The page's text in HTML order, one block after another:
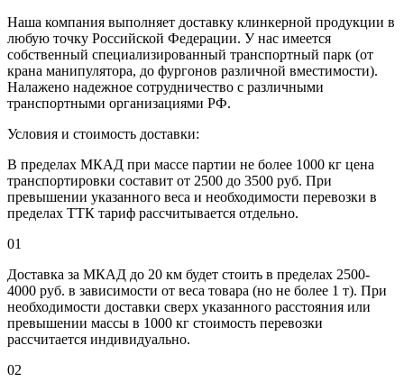
Наша компания выполняет доставку клинкерной продукции в
любую точку Российской Федерации. У нас имеется
собственный специализированный транспортный парк (от
крана манипулятора, до фургонов различной вместимости).
Налажено надежное сотрудничество с различными
транспортными организациями РФ.
Условия и стоимость доставки:
В пределах МКАД при массе партии не более 1000 кг цена
транспортировки составит от 2500 до 3500 руб. При
превышении указанного веса и необходимости перевозки в
пределах ТТК тариф рассчитывается отдельно.
01
Доставка за МКАД до 20 км будет стоить в пределах 2500-
4000 руб. в зависимости от веса товара (но не более 1 т). При
необходимости доставки сверх указанного расстояния или
превышении массы в 1000 кг стоимость перевозки
рассчитается индивидуально.
02